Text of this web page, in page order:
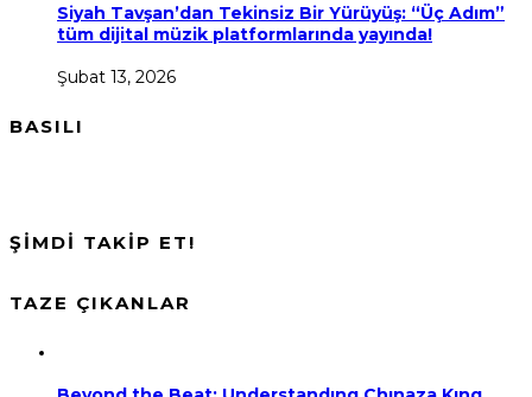
Siyah Tavşan’dan Tekinsiz Bir Yürüyüş: “Üç Adım”
tüm dijital müzik platformlarında yayında!
Şubat 13, 2026
BASILI
ŞİMDİ TAKİP ET!
TAZE ÇIKANLAR